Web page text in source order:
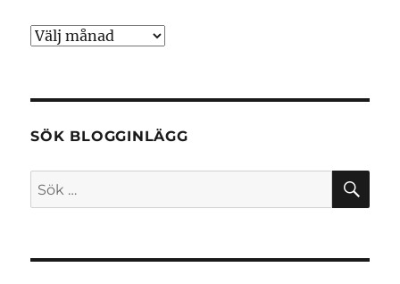
Arkiv
SÖK BLOGGINLÄGG
Sök
efter: